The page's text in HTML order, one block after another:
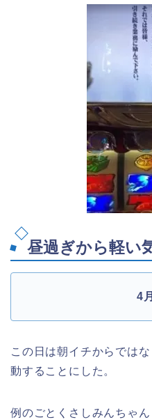
昼過ぎから軽い
4
この日は朝イチからでは
動することにした。
例のごとくさしみんちゃ